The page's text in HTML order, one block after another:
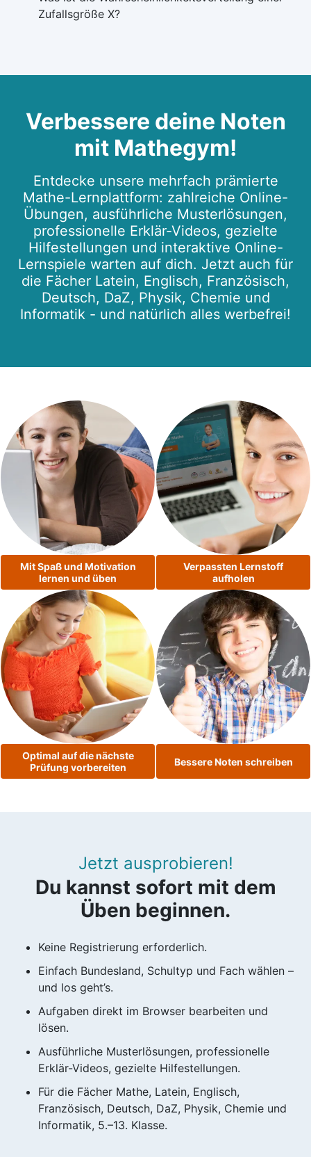
Zufallsgröße X?
Verbessere deine Noten
mit Mathegym!
Entdecke unsere mehrfach prämierte
Mathe-Lernplattform: zahlreiche Online-
Übungen, ausführliche Musterlösungen,
professionelle Erklär-Videos, gezielte
Hilfestellungen und interaktive Online-
Lernspiele warten auf dich. Jetzt auch für
die Fächer Latein, Englisch, Französisch,
Deutsch, DaZ, Physik, Chemie und
Informatik - und natürlich alles werbefrei!
Mit Spaß und Motivation
lernen und üben
Verpassten Lernstoff
aufholen
Optimal auf die nächste
Prüfung vorbereiten
Bessere Noten schreiben
Jetzt ausprobieren!
Du kannst sofort mit dem
Üben beginnen.
Keine Registrierung erforderlich.
Einfach Bundesland, Schultyp und Fach wählen –
und los geht’s.
Aufgaben direkt im Browser bearbeiten und
lösen.
Ausführliche Musterlösungen, professionelle
Erklär-Videos, gezielte Hilfestellungen.
Für die Fächer Mathe, Latein, Englisch,
Französisch, Deutsch, DaZ, Physik, Chemie und
Informatik, 5.–13. Klasse.